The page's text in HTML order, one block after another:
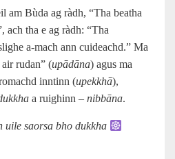
am Bùda ag ràdh, “Tha beatha
ach tha e ag ràdh: “Tha
a-mach ann cuideachd.” Ma
rudan” (upādāna) agus ma
inntinn (upekkhā),
a ruighinn – nibbāna.
uile saorsa bho dukkha